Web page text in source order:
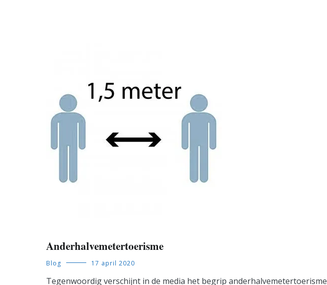
Anderhalvemetertoerisme
Blog 17 april 2020
Tegenwoordig verschijnt in de media het begrip anderhalvemetertoerisme